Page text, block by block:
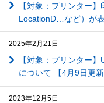
【対象：プリンター
LocationD…など）が
2025年2月21日
【対象：プリンター
について 【4月9日更新
2023年12月5日